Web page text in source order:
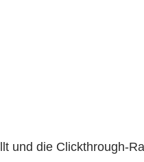
und die Clickthrough-